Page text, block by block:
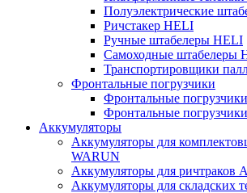
Полуэлектрические
Ричстакер HELI
Ручные штабелеры HELI
Самоходные штабелеры
Транспортировщики
Фронтальные погрузчики
Фронтальные
Фронтальные
Аккумуляторы
Аккумуляторы для
WARUN
Аккумуляторы для ричтраков
Аккумуляторы для складских